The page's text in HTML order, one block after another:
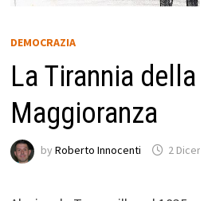
DEMOCRAZIA
La Tirannia della
Maggioranza
by Roberto Innocenti 2